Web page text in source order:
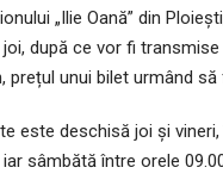
„Ilie Oană” din
după ce vor fi
prețul unui bilet urmând să
este deschisă joi și
iar sâmbătă între orele